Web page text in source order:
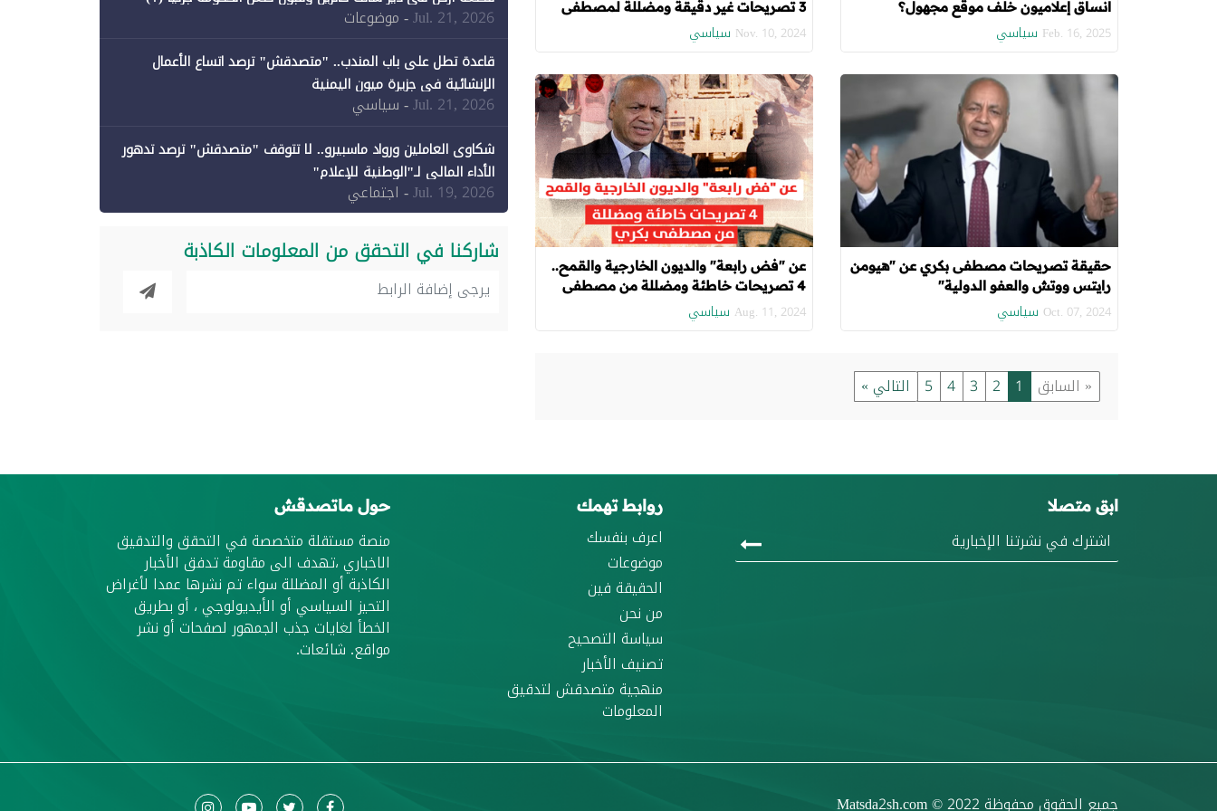
انساق إعلاميون خلف موقع مجهول؟
Feb. 16, 2025 سياسي
3 تصريحات غير دقيقة ومضللة لمصطفى
بكري
Nov. 10, 2024 سياسي
حقيقة تصريحات مصطفى بكري عن "هيومن
رايتس ووتش والعفو الدولية"
Oct. 07, 2024 سياسي
عن "فض رابعة" والديون الخارجية والقمح..
4 تصريحات خاطئة ومضللة من مصطفى
بكري
Aug. 11, 2024 سياسي
« السابق 1
2
3
4
5 التالي »
Jul. 21, 2026- موضوعات
قاعدة تطل على باب المندب.. "متصدقش" ترصد اتساع الأعمال
الإنشائية في جزيرة ميون اليمنية
Jul. 21, 2026- سياسي
شكاوى العاملين ورواد ماسبيرو.. لا تتوقف "متصدقش" ترصد تدهور
الأداء المالي لـ"الوطنية للإعلام"
Jul. 19, 2026- اجتماعي
شاركنا في التحقق من المعلومات الكاذبة
ابق متصلا روابط تهمك
اعرف بنفسك
موضوعات
الحقيقة فين
من نحن
سياسة التصحيح
تصنيف الأخبار
منهجية متصدقش لتدقيق
المعلومات
حول ماتصدقش
منصة مستقلة متخصصة في التحقق والتدقيق
الاخباري ،تهدف الى مقاومة تدفق الأخبار
الكاذبة أو المضللة سواء تم نشرها عمدا لأغراض
التحيز السياسي أو الأيديولوجي ، أو بطريق
الخطأ لغايات جذب الجمهور لصفحات أو نشر
مواقع. شائعات.
جميع الحقوق محفوظة Matsda2sh.com© 2022